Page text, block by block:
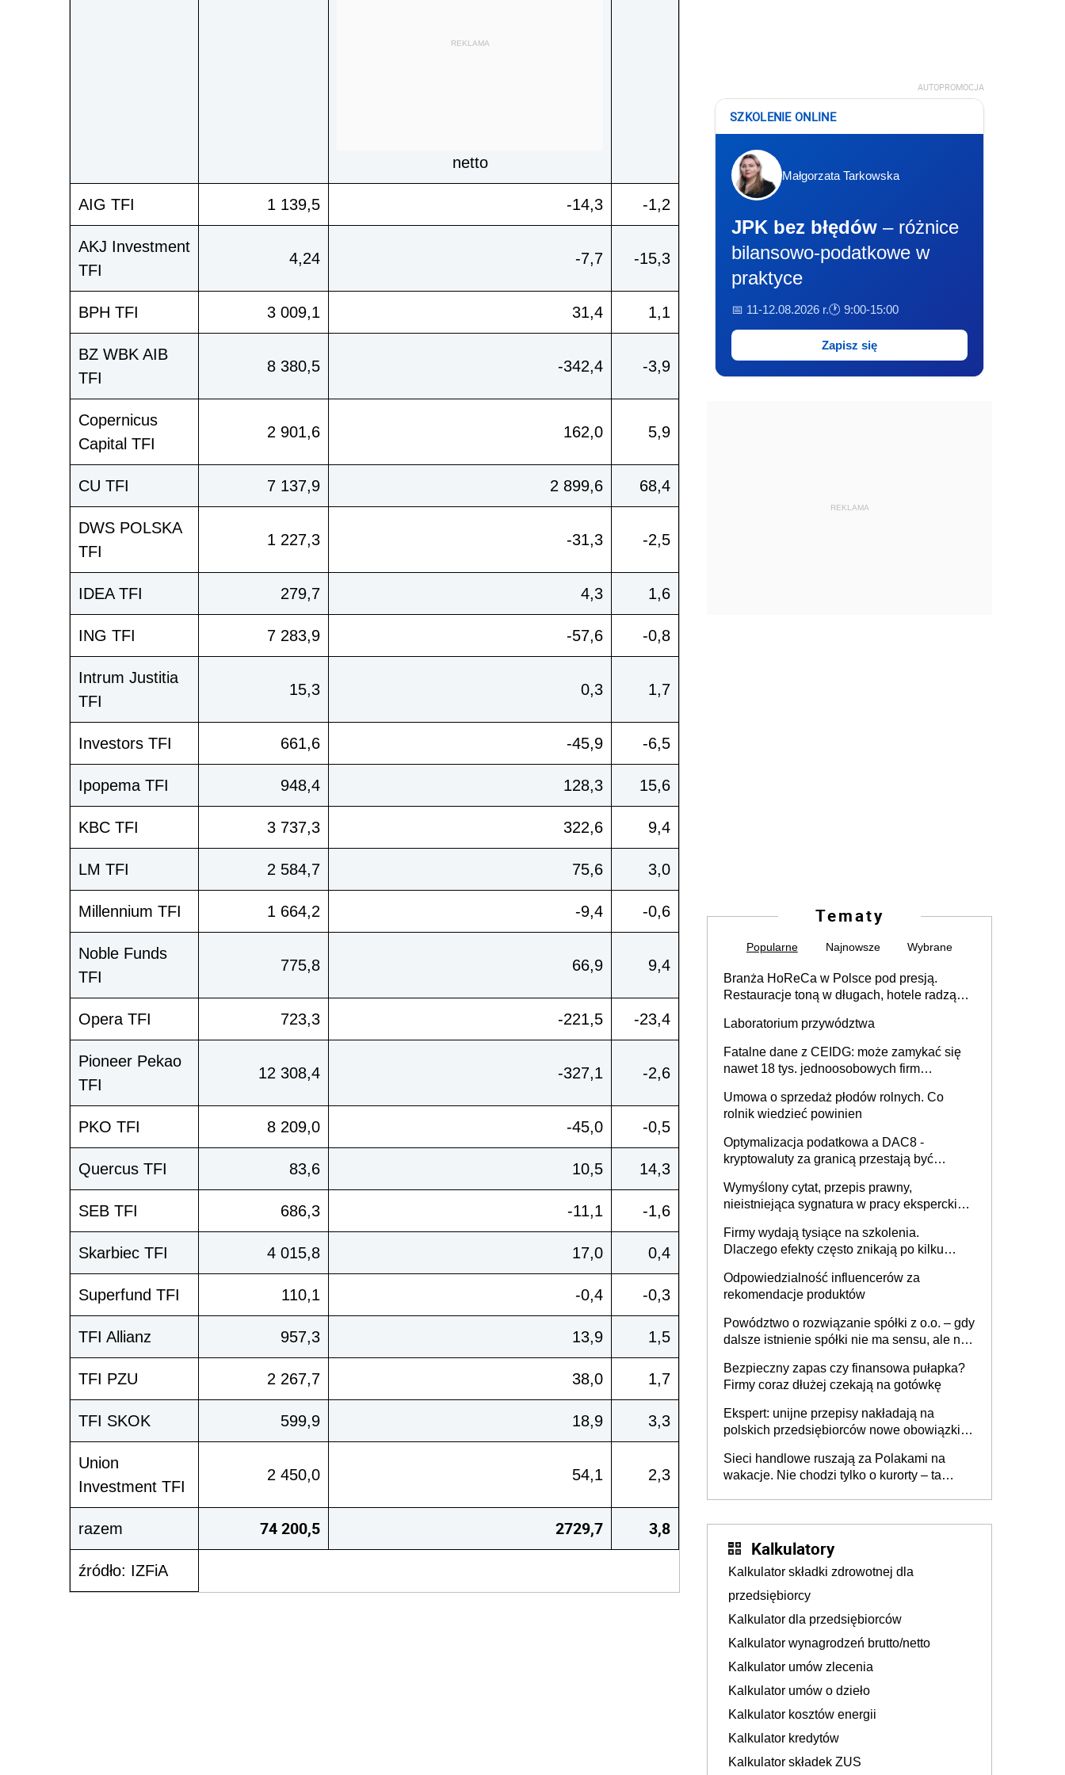
REKLAMA
netto
AIG TFI 1 139,5 -14,3 -1,2
AKJ Investment
TFI
4,24 -7,7 -15,3
BPH TFI 3 009,1 31,4 1,1
BZ WBK AIB
TFI
8 380,5 -342,4 -3,9
Copernicus
Capital TFI
2 901,6 162,0 5,9
CU TFI 7 137,9 2 899,6 68,4
DWS POLSKA
TFI
1 227,3 -31,3 -2,5
IDEA TFI 279,7 4,3 1,6
ING TFI 7 283,9 -57,6 -0,8
Intrum Justitia
TFI
15,3 0,3 1,7
Investors TFI 661,6 -45,9 -6,5
Ipopema TFI 948,4 128,3 15,6
KBC TFI 3 737,3 322,6 9,4
LM TFI 2 584,7 75,6 3,0
Millennium TFI 1 664,2 -9,4 -0,6
Noble Funds
TFI
775,8 66,9 9,4
Opera TFI 723,3 -221,5 -23,4
Pioneer Pekao
TFI
12 308,4 -327,1 -2,6
PKO TFI 8 209,0 -45,0 -0,5
Quercus TFI 83,6 10,5 14,3
SEB TFI 686,3 -11,1 -1,6
Skarbiec TFI 4 015,8 17,0 0,4
Superfund TFI 110,1 -0,4 -0,3
TFI Allianz 957,3 13,9 1,5
TFI PZU 2 267,7 38,0 1,7
TFI SKOK 599,9 18,9 3,3
Union
Investment TFI
2 450,0 54,1 2,3
razem 74 200,5 2729,7 3,8
źródło: IZFiA
AUTOPROMOCJA
SZKOLENIE ONLINE
Małgorzata Tarkowska
JPK bez błędów – różnice
bilansowo-podatkowe w
praktyce
📅 11-12.08.2026 r.🕐 9:00-15:00
Zapisz się
REKLAMA
Tematy
Popularne Najnowsze Wybrane
Branża HoReCa w Polsce pod presją.
Restauracje toną w długach, hotele radzą
Laboratorium przywództwa
Fatalne dane z CEIDG: może zamykać się
nawet 18 tys. jednoosobowych firm
Umowa o sprzedaż płodów rolnych. Co
rolnik wiedzieć powinien
Optymalizacja podatkowa a DAC8 -
kryptowaluty za granicą przestają być
Wymyślony cytat, przepis prawny,
nieistniejąca sygnatura w pracy eksperckiej -
firmie
Firmy wydają tysiące na szkolenia.
Dlaczego efekty często znikają po kilku
Odpowiedzialność influencerów za
rekomendacje produktów
Powództwo o rozwiązanie spółki z o.o. – gdy
dalsze istnienie spółki nie ma sensu, ale nie
Bezpieczny zapas czy finansowa pułapka?
Firmy coraz dłużej czekają na gotówkę
Ekspert: unijne przepisy nakładają na
polskich przedsiębiorców nowe obowiązki w
Sieci handlowe ruszają za Polakami na
wakacje. Nie chodzi tylko o kurorty – ta
Kalkulatory
Kalkulator składki zdrowotnej dla
przedsiębiorcy
Kalkulator dla przedsiębiorców
Kalkulator wynagrodzeń brutto/netto
Kalkulator umów zlecenia
Kalkulator umów o dzieło
Kalkulator kosztów energii
Kalkulator kredytów
Kalkulator składek ZUS